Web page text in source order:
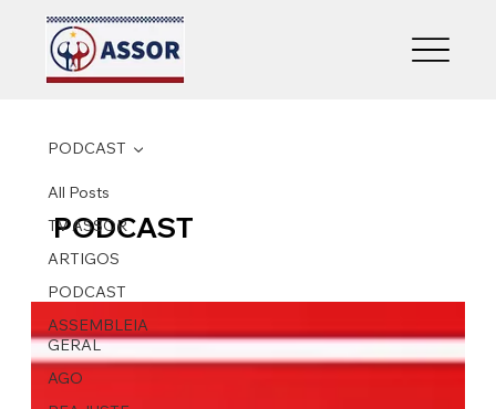
All Posts
TV ASSOR
ARTIGOS
PODCAST
ASSEMBLEIA
GERAL
AGO
PODCAST
PODCAST